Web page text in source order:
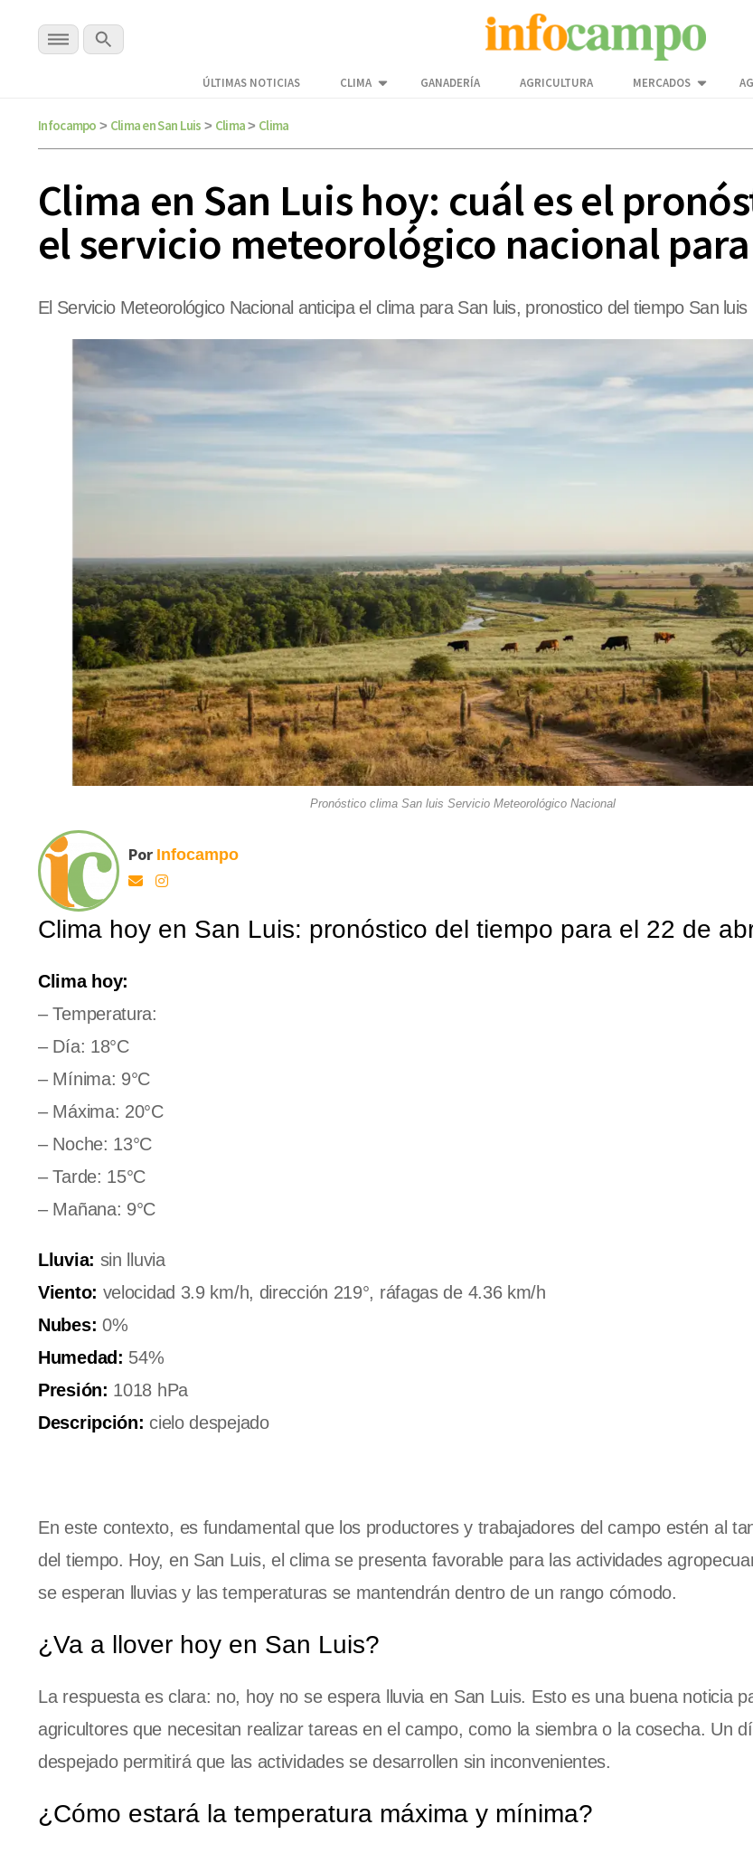
ÚLTIMAS NOTICIAS CLIMA GANADERÍA AGRICULTURA MERCADOS
Infocampo > Clima en San Luis > Clima> Clima
Clima en San Luis hoy: cuál es el
el servicio meteorológico nacional
El Servicio Meteorológico Nacional anticipa el clima para San luis, pronostico del tiempo San luis
Pronóstico clima San luis Servicio Meteorológico Nacional
Por Infocampo
Clima hoy en San Luis: pronóstico del tiempo para el 22 de
Clima hoy:
– Temperatura:
– Día: 18°C
– Mínima: 9°C
– Máxima: 20°C
– Noche: 13°C
– Tarde: 15°C
– Mañana: 9°C
Lluvia: sin lluvia
Viento: velocidad 3.9 km/h, dirección 219°, ráfagas de 4.36 km/h
Nubes: 0%
Humedad: 54%
Presión: 1018 hPa
Descripción: cielo despejado
En este contexto, es fundamental que los productores y trabajadores del campo estén al
del tiempo. Hoy, en San Luis, el clima se presenta favorable para las actividades
se esperan lluvias y las temperaturas se mantendrán dentro de un rango cómodo.
¿Va a llover hoy en San Luis?
La respuesta es clara: no, hoy no se espera lluvia en San Luis. Esto es una buena noticia
agricultores que necesitan realizar tareas en el campo, como la siembra o la cosecha. Un
despejado permitirá que las actividades se desarrollen sin inconvenientes.
¿Cómo estará la temperatura máxima y mínima?